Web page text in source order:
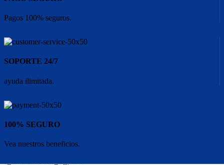
Pagos 100% seguros.
SOPORTE 24/7
ayuda ilimitada.
100% SEGURO
Vea nuestros beneficios.